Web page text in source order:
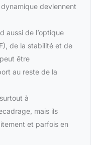
deviennent
aussi de l’optique
de la stabilité et de
être
au reste de la
à
mais ils
et parfois en